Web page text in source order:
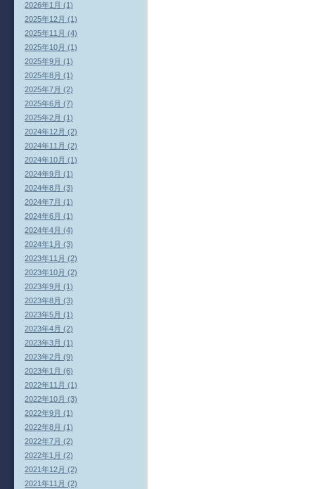
2026年1月 (1)
2025年12月 (1)
2025年11月 (4)
2025年10月 (1)
2025年9月 (1)
2025年8月 (1)
2025年7月 (2)
2025年6月 (7)
2025年2月 (1)
2024年12月 (2)
2024年11月 (2)
2024年10月 (1)
2024年9月 (1)
2024年8月 (3)
2024年7月 (1)
2024年6月 (1)
2024年4月 (4)
2024年1月 (3)
2023年11月 (2)
2023年10月 (2)
2023年9月 (1)
2023年8月 (3)
2023年5月 (1)
2023年4月 (2)
2023年3月 (1)
2023年2月 (9)
2023年1月 (6)
2022年11月 (1)
2022年10月 (3)
2022年9月 (1)
2022年8月 (1)
2022年7月 (2)
2022年1月 (2)
2021年12月 (2)
2021年11月 (2)